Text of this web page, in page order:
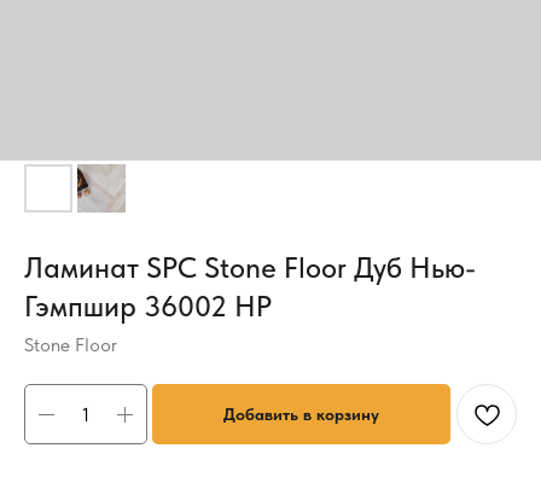
Ламинат SPC Stone Floor Дуб Нью-
Гэмпшир 36002 HP
Stone Floor
Добавить в корзину